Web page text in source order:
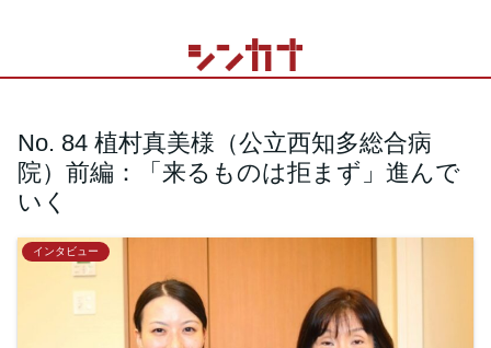
No. 84 植村真美様（公立西知多総合病
院）前編：「来るものは拒まず」進んで
いく
インタビュー